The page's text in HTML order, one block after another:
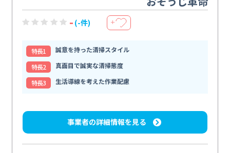
- (-件) ＋
特⻑1
誠意を持った清掃スタイル
特⻑2
真面目で誠実な清掃態度
特⻑3
生活導線を考えた作業配慮
事業者の詳細情報を見る